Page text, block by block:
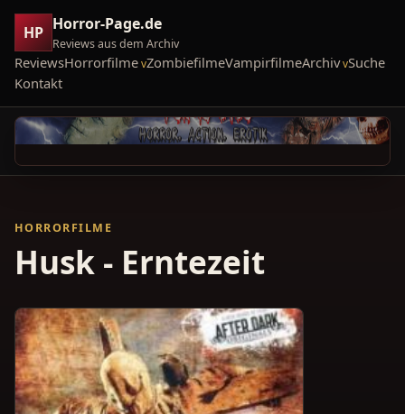
HP Horror-Page.de
Reviews aus dem Archiv
ReviewsHorrorfilme ZombiefilmeVampirfilmeArchiv Suche
Kontakt
HORRORFILME
Husk - Erntezeit